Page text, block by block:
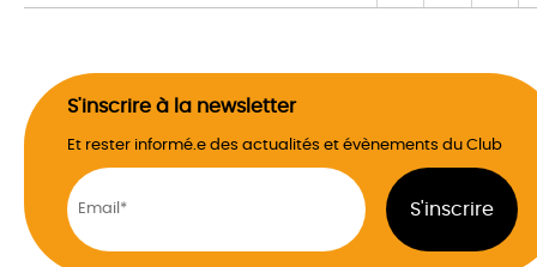
S'inscrire à la newsletter
Et rester informé.e des actualités et évènements du Club